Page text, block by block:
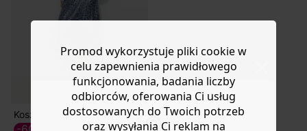
Koszulka w paski
Promod wykorzystuje pliki cookie w
celu zapewnienia prawidłowego
funkcjonowania, badania liczby
odbiorców, oferowania Ci usług
dostosowanych do Twoich potrzeb
oraz wysyłania Ci reklam na